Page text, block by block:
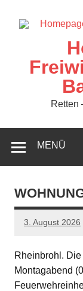
springen
Retten
MENÜ
3. August 2026
Rheinbrohl.
Montagabend